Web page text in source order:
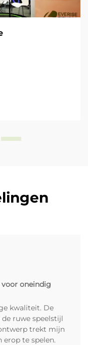
oneindig
kwaliteit. De
ruwe speelstijl
trekt mijn
erop te spelen.